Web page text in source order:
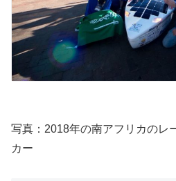
写真：2018年の南アフリカのレ
カー